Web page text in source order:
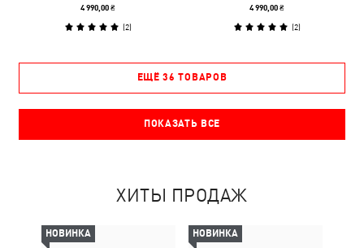
4 990,00 ₴
(2)
4 990,00 ₴
(2)
ЕЩЁ 36 ТОВАРОВ
ПОКАЗАТЬ ВСЕ
ХИТЫ ПРОДАЖ
НОВИНКА НОВИНКА